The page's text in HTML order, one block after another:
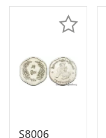
S8006